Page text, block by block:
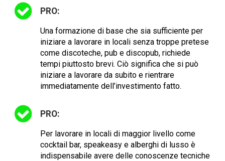
PRO:
Una formazione di base che sia sufficiente per
iniziare a lavorare in locali senza troppe pretese
come discoteche, pub e discopub, richiede
tempi piuttosto brevi. Ciò significa che si può
iniziare a lavorare da subito e rientrare
immediatamente dell’investimento fatto.
PRO:
Per lavorare in locali di maggior livello come
cocktail bar, speakeasy e alberghi di lusso è
indispensabile avere delle conoscenze tecniche